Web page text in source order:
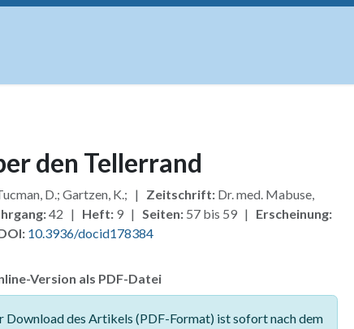
den Tellerrand
D.; Gartzen, K.; | Zeitschrift:Dr. med. Mabuse,
42 | Heft:9 | Seiten:57 bis 59 | Erscheinung:
10.3936/docid178384
Version als PDF-Datei
Download des Artikels (PDF-Format) ist sofort nach dem